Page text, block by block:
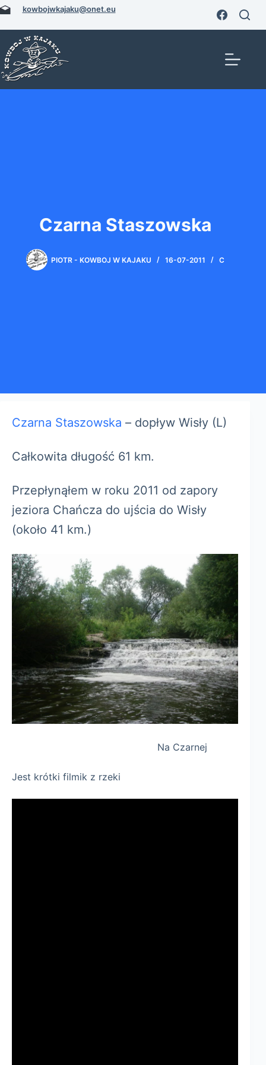
Przejdź
treści
kowbojwkajaku@onet.eu
Czarna Staszowska
PIOTR - KOWBOJ W KAJAKU 16-07-2011 C
Czarna Staszowska – dopływ Wisły (L)
Całkowita długość 61 km.
Przepłynąłem w roku 2011 od zapory
jeziora Chańcza do ujścia do Wisły
(około 41 km.)
Na Czarnej
Jest krótki filmik z rzeki